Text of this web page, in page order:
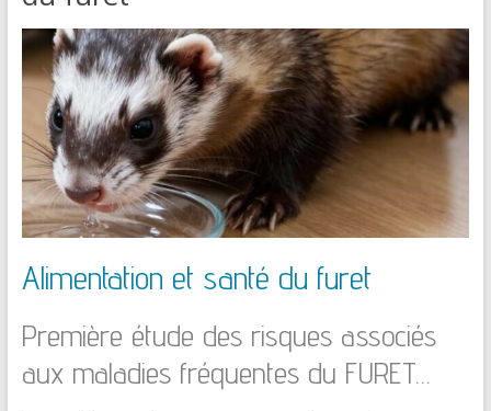
Alimentation et santé du furet
Première étude des risques associés
aux maladies fréquentes du FURET…